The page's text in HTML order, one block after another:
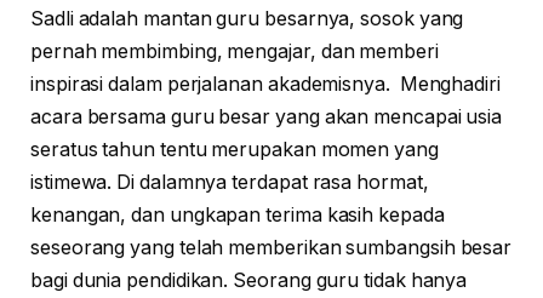
Sadli adalah mantan guru besarnya, sosok yang
pernah membimbing, mengajar, dan memberi
inspirasi dalam perjalanan akademisnya. Menghadiri
acara bersama guru besar yang akan mencapai usia
seratus tahun tentu merupakan momen yang
istimewa. Di dalamnya terdapat rasa hormat,
kenangan, dan ungkapan terima kasih kepada
seseorang yang telah memberikan sumbangsih besar
bagi dunia pendidikan. Seorang guru tidak hanya